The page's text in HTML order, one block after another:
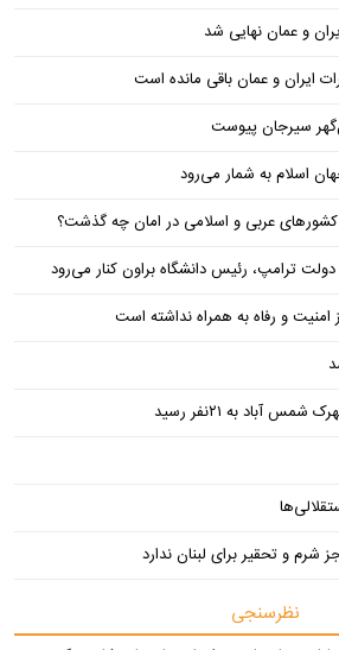
و عمان نهایی شد
ایران و عمان باقی مانده است
سیرجان پیوست
اسلام به شمار می‌رود
عربی و اسلامی در امان چه گذشت؟
ترامپ، رئیس دانشگاه براون کنار می‌رود
امنیت و رفاه به همراه نداشته است
آباد به ۲۱نفر رسید
شرم و تحقیر برای لبنان ندارد
نظرسنجی